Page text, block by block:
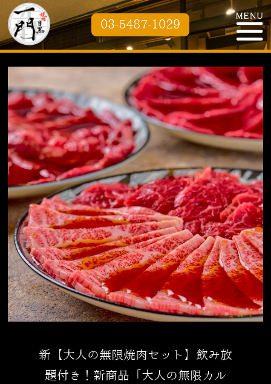
03-5487-1029
新【大人の無限焼肉セット】飲み放
題付き！新商品「大人の無限カル